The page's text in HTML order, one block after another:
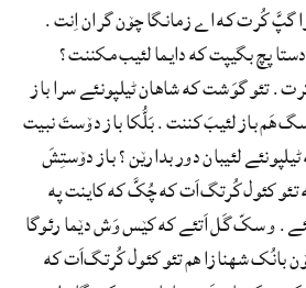
گپَّ کُرت که اے زمانگا چۆن گران اِنت.
پچ بگیپت که دایما لئیب مکننت؟
تئو گوَشت که شاهان ٹیلپونئے سرا باز
هَم باز لئیبَ کننت. بَلُّکا باز دۆستَ نبیت
لئیبان دور بدارێن؟ باز دۆستِشَ
کئول کُرتگ‌اَت که چُکَّ که کاینت په
و سکّ گَل اَتئے که کێس وَش دێما رئوگا
شهنازا هم تئو کئول کُرتگ‌اَت که